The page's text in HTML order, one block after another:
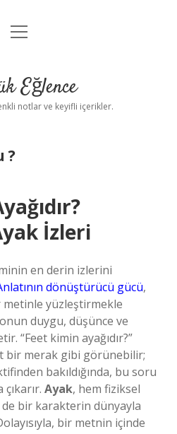
Anasayfa
Uyarı
menüyü
Eğlence
notlar ve keyifli içerikler.
?
İzleri
en derin izlerini
dönüştürücü gücü,
metinle yüzleştirmekle
duygu, düşünce ve
“Feet kimin ayağıdır?”
bir merak gibi görünebilir;
bakıldığında, bu soru
Ayak, hem fiziksel
de bir karakterin dünyayla
bir metnin içinde